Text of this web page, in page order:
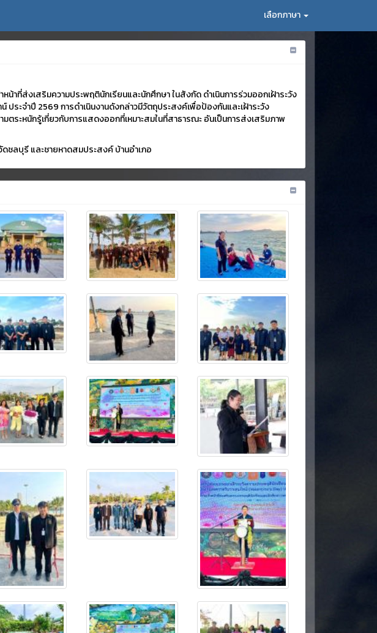
เลือกภาษา
ที่ส่งเสริมความประพฤตินักเรียนและนักศึกษา ในสังกัด ดำเนินการร่วมออกเฝ้าระวัง
ระจำปี 2569 การดำเนินงานดังกล่าวมีวัตถุประสงค์เพื่อป้องกันและเฝ้าระวัง
ระหนักรู้เกี่ยวกับการแสดงออกที่เหมาะสมในที่สาธารณะ อันเป็นการส่งเสริมภาพ
ชลบุรี และชายหาดสมประสงค์ บ้านอำเภอ